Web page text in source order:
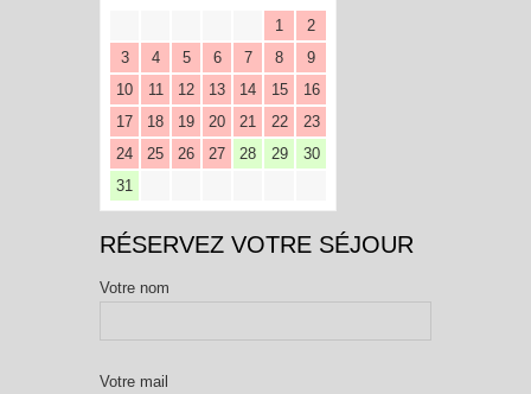
1
2
3
4 5 6 7 8
9
10
11 12 13 14 15
16
17
18 19 20 21 22
23
24
25 26 27 28 29
30
31
RÉSERVEZ VOTRE SÉJOUR
Votre nom
Votre mail